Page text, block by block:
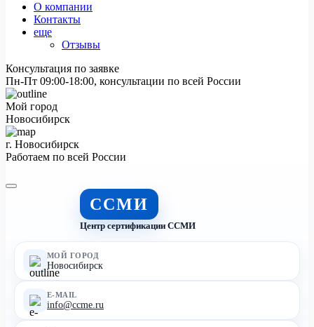
О компании
Контакты
еще
Отзывы
Консультация по заявке
Пн-Пт 09:00-18:00, консультации по всей России
Мой город
Новосибирск
г. Новосибирск
Работаем по всей России
ССМИ
Центр сертификации ССМИ
МОЙ ГОРОД
Новосибирск
E-MAIL
info@ccme.ru